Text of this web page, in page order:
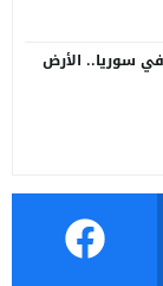
في سوريا.. الأرض